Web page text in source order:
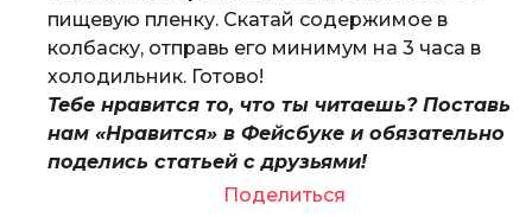
пищевую пленку. Скатай содержимое в
колбаску, отправь его минимум на 3 часа в
холодильник. Готово!
Тебе нравится то, что ты читаешь? Поставь
нам «Нравится» в Фейсбуке и обязательно
поделись статьей с друзьями!
Поделиться